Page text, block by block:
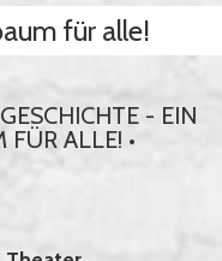
für alle!
- EIN
FÜR ALLE! •